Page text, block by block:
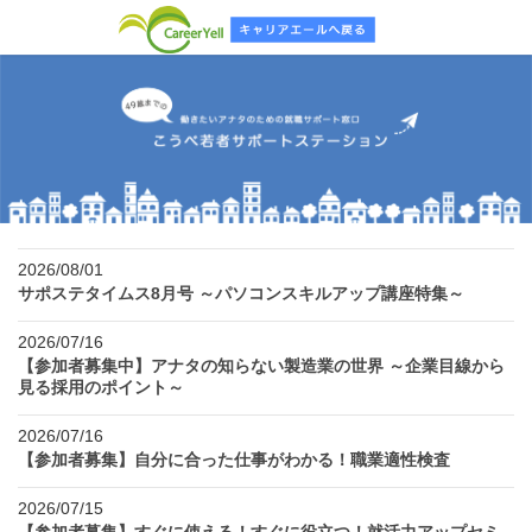
2026/08/01
サポステタイムス8月号 ～パソコンスキルアップ講座特集～
2026/07/16
【参加者募集中】アナタの知らない製造業の世界 ～企業目線から
見る採用のポイント～
2026/07/16
【参加者募集】自分に合った仕事がわかる！職業適性検査
2026/07/15